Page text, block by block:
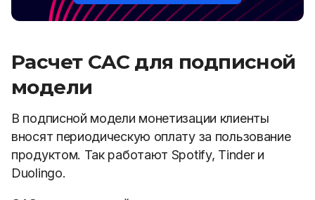
Расчет CAC для подписной
модели
В подписной модели монетизации клиенты
вносят периодическую оплату за пользование
продуктом. Так работают Spotify, Tinder и
Duolingo.